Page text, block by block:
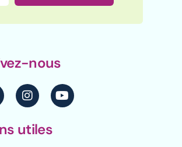
nous
utiles